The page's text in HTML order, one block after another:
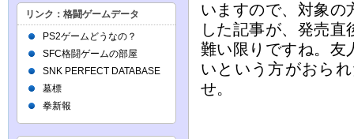
いますので、対象の
した記事が、発売
難い限りですね。友
いという方がおら
せ。
リンク：格闘ゲームデータ
PS2ゲームどうなの？
SFC格闘ゲームの部屋
SNK PERFECT DATABASE
墓標
拳新報